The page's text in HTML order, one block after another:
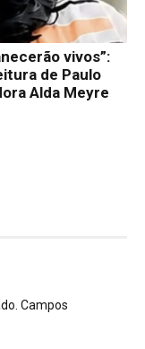
vivos”:
de Paulo
Alda Meyre
Campos